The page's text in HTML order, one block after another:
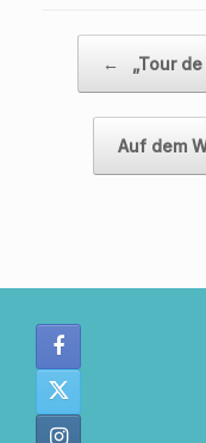
← „Tour
Auf dem